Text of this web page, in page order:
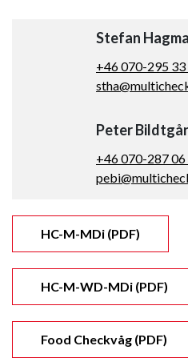
Stefan
+46 070-295 33
Peter
+46 070-287 06
HC-M-MDi (PDF)
HC-M-WD-MDi (PDF)
Food Checkvåg (PDF)